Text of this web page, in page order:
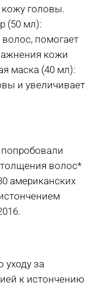
головы.
(50 мл):
волос, помогает
кожи
маска (40 мл):
и увеличивает
попробовали
волос*
американских
за
к истончению